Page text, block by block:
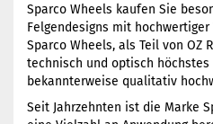
Sparco Wheels kaufen Sie
Felgendesigns mit
Sparco Wheels, als Teil von OZ
technisch und optisch
bekannterweise qualitativ
Seit Jahrzehnten ist die Marke